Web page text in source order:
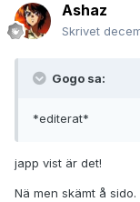
Ashaz
Skrivet
Gogo sa:
*editerat*
japp vist är det!
Nä men skämt å